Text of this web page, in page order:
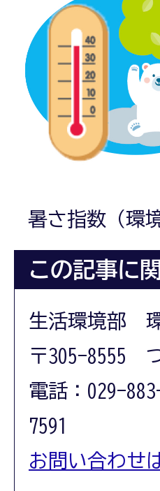
暑さ指数（環
この記事に
生活環境部
〒305-8555
電話：029-
7591
お問い合わせ